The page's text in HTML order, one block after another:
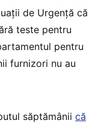
de Urgență că
teste pentru
pentru
furnizori nu au
săptămânii că